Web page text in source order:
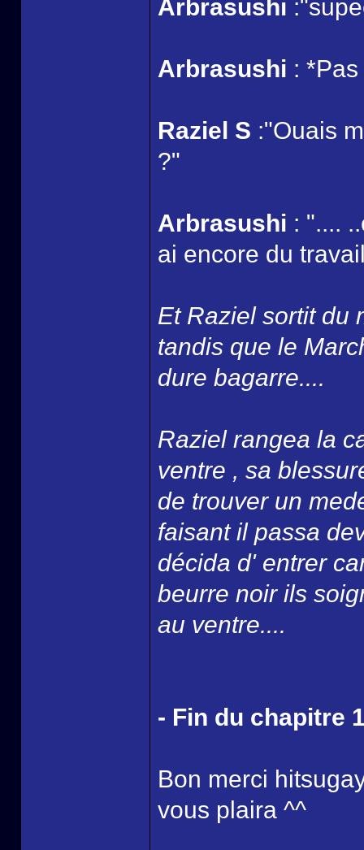
Arbrasushi
Arbrasushi :
Raziel S :"Ouais
?"
Arbrasushi : "....
ai encore du
Et Raziel sortit du
tandis que le
dure bagarre....
Raziel rangea la
ventre , sa
de trouver un
faisant il passa
décida d' entrer
beurre noir ils
au ventre....
- Fin du chapitre
Bon merci
vous plaira ^^